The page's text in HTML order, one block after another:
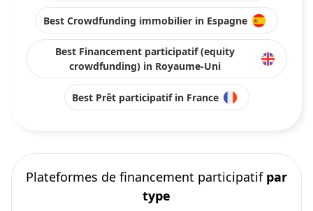
Best Crowdfunding immobilier in Espagne
Best Financement participatif (equity
crowdfunding) in Royaume-Uni
Best Prêt participatif in France
Plateformes de financement participatif par
type